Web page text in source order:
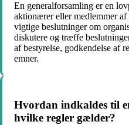
En generalforsamling er en
aktionærer eller medlemmer
vigtige beslutninger om
diskutere og træffe
af bestyrelse, godkendelse af
emner.
Hvordan indkaldes til
hvilke regler gælder?